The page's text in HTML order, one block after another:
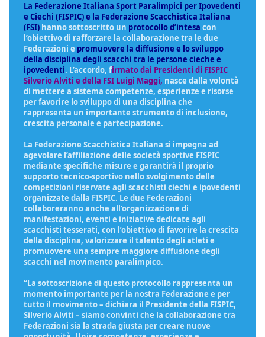
La Federazione Italiana Sport Paralimpici per Ipovedenti
e Ciechi (FISPIC) e la Federazione Scacchistica Italiana
(FSI) hanno sottoscritto un protocollo d’intesa con
l’obiettivo di rafforzare la collaborazione tra le due
Federazioni e promuovere la diffusione e lo sviluppo
della disciplina degli scacchi tra le persone cieche e
ipovedenti. L’accordo, firmato dai Presidenti di FISPIC
Silverio Alviti e della FSI Luigi Maggi, nasce dalla volontà
di mettere a sistema competenze, esperienze e risorse
per favorire lo sviluppo di una disciplina che
rappresenta un importante strumento di inclusione,
crescita personale e partecipazione.
La Federazione Scacchistica Italiana si impegna ad
agevolare l’affiliazione delle società sportive FISPIC
mediante specifiche misure e garantirà il proprio
supporto tecnico-sportivo nello svolgimento delle
competizioni riservate agli scacchisti ciechi e ipovedenti
organizzate dalla FISPIC. Le due Federazioni
collaboreranno anche all’organizzazione di
manifestazioni, eventi e iniziative dedicate agli
scacchisti tesserati, con l’obiettivo di favorire la crescita
della disciplina, valorizzare il talento degli atleti e
promuovere una sempre maggiore diffusione degli
scacchi nel movimento paralimpico.
“La sottoscrizione di questo protocollo rappresenta un
momento importante per la nostra Federazione e per
tutto il movimento – dichiara il Presidente della FISPIC,
Silverio Alviti – siamo convinti che la collaborazione tra
Federazioni sia la strada giusta per creare nuove